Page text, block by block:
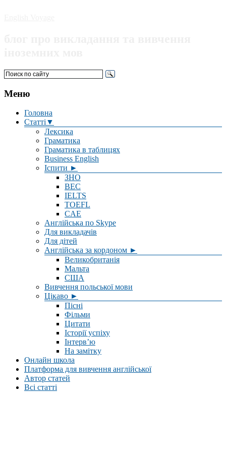
Меню
Головна
Статті▼
Лексика
Граматика
Граматика в таблицях
Business English
Іспити ►
ЗНО
BEC
IELTS
TOEFL
CAE
Англійська по Skype
Для викладачів
Для дітей
Англійська за кордоном ►
Великобританія
Мальта
США
Вивчення польської мови
Цікаво ►
Пісні
Фільми
Цитати
Історії успіху
Інтерв’ю
На замітку
Онлайн школа
Платформа для вивчення англійської
Автор статей
Всі статті